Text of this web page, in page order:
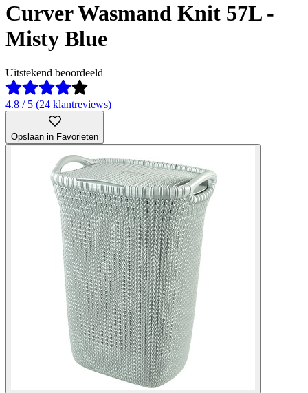
Curver Wasmand Knit 57L -
Misty Blue
Uitstekend beoordeeld
4.8 / 5 (24 klantreviews)
Opslaan in Favorieten